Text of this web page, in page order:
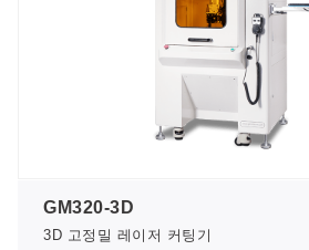
GM320-3D
3D 고정밀 레이저 커팅기